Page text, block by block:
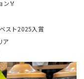
ン🏅
スト2025入賞
ア